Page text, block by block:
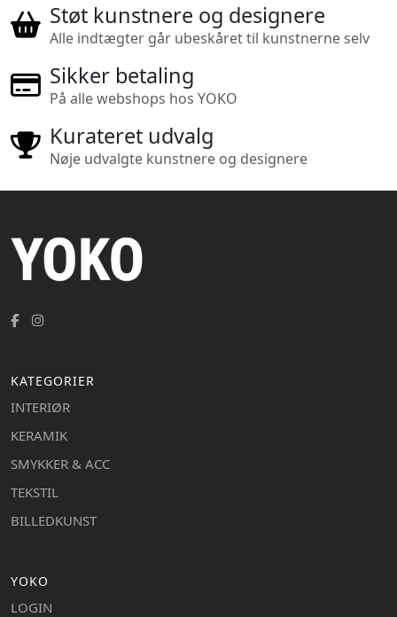
Støt kunstnere og designere
Alle indtægter går ubeskåret til kunstnerne selv
Sikker betaling
På alle webshops hos YOKO
Kurateret udvalg
Nøje udvalgte kunstnere og designere
KATEGORIER
INTERIØR
KERAMIK
SMYKKER & ACC
TEKSTIL
BILLEDKUNST
YOKO
LOGIN